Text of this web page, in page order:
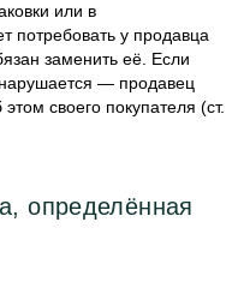
или в
потребовать у продавца
заменить её. Если
— продавец
своего покупателя (ст.
определённая